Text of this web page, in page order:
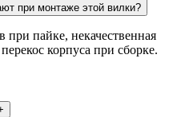
при монтаже этой вилки?
при пайке, некачественная
корпуса при сборке.